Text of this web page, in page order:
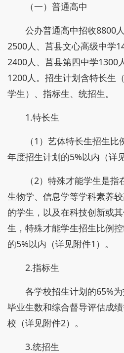
（一）普通高中
公办普通高中招收8800
2500人、莒县文心高级中学
2400人、莒县第四中学1300
1200人。招生计划含特长生
学生）、指标生、统招生。
1.特长生
（1）艺体特长生招生
年度招生计划的5%以内（详
（2）特殊才能学生是指
生物学、信息学等学科素养
的学生，以及在科技创新或
生，特殊才能学生招生比例
的5%以内（详见附件1）。
2.指标生
各学校招生计划的65%
毕业生数和综合督导评估成
校（详见附件2）。
3.统招生